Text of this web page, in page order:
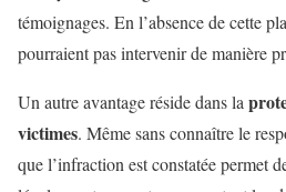
témoignages. En l’absence de cette
pourraient pas intervenir de manière
Un autre avantage réside dans la
victimes. Même sans connaître le
que l’infraction est constatée permet